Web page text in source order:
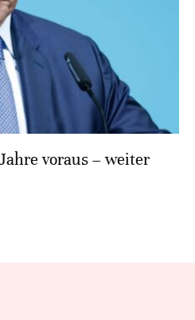
voraus – weiter